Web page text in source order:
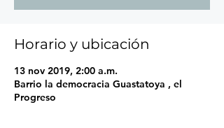
Horario y ubicación
13 nov 2019, 2:00 a.m.
Barrio la democracia Guastatoya , el
Progreso